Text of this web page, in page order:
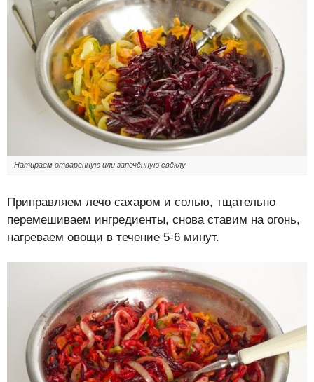
Натираем отваренную или запечённую свёклу
Приправляем лечо сахаром и солью, тщательно
перемешиваем ингредиенты, снова ставим на огонь,
нагреваем овощи в течение 5-6 минут.